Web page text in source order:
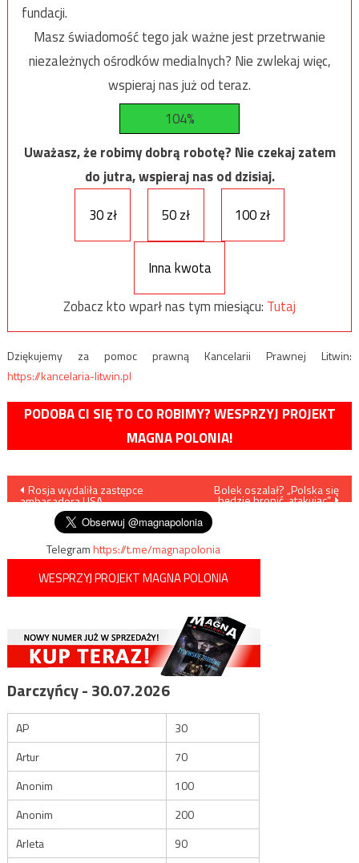
fundacji.
Masz świadomość tego jak ważne jest przetrwanie
niezależnych ośrodków medialnych? Nie zwlekaj więc,
wspieraj nas już od teraz.
104%
Uważasz, że robimy dobrą robotę? Nie czekaj zatem
do jutra, wspieraj nas od dzisiaj.
30 zł
50 zł 100 zł
Inna kwota
Zobacz kto wparł nas tym miesiącu: Tutaj
Dziękujemy za pomoc prawną Kancelarii Prawnej Litwin:
https://kancelaria-litwin.pl
PODOBA CI SIĘ TO CO ROBIMY? WESPRZYJ PROJEKT
MAGNA POLONIA!
Nawigacja
wpisu
Rosja wydaliła zastępce
ambasadora USA
Bolek oszalał? „Polska się
będzie bronić, atakując”
Telegramhttps://t.me/magnapolonia
WESPRZYJ PROJEKT MAGNA POLONIA
Darczyńcy - 30.07.2026
AP
30
Artur
70
Anonim
100
Anonim
200
Arleta
90